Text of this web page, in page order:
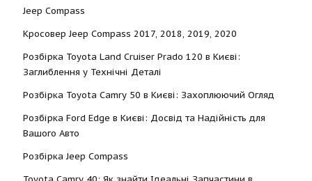
Jeep Compass
Кросовер Jeep Compass 2017, 2018, 2019, 2020
Розбірка Toyota Land Cruiser Prado 120 в Києві:
Заглиблення у Технічні Деталі
Розбірка Toyota Camry 50 в Києві: Захоплюючий Огляд
Розбірка Ford Edge в Києві: Досвід та Надійність для
Вашого Авто
Розбірка Jeep Compass